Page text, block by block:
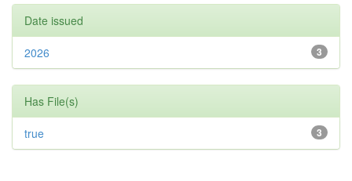
Date issued
3
2026
Has File(s)
3
true